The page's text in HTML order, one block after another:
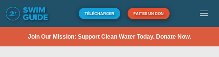
TÉLÉCHARGER FAITES UN DON
Join Our Mission: Support Clean Water Today. Donate Now.